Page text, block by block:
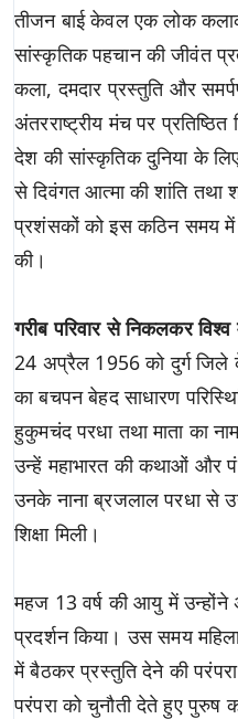
तीजन बाई केवल एक लोक
सांस्कृतिक पहचान की जीवंत
कला, दमदार प्रस्तुति और
अंतरराष्ट्रीय मंच पर
देश की सांस्कृतिक दुनिया के
से दिवंगत आत्मा की शांति
प्रशंसकों को इस कठिन समय में
की।
गरीब परिवार से निकलकर
24 अप्रैल 1956 को दुर्ग जिले
का बचपन बेहद साधारण
हुकुमचंद परधा तथा माता का
उन्हें महाभारत की कथाओं और
उनके नाना ब्रजलाल परधा से
शिक्षा मिली।
महज 13 वर्ष की आयु में उन्होंने
प्रदर्शन किया। उस समय
में बैठकर प्रस्तुति देने की
परंपरा को चुनौती देते हुए पुरुष